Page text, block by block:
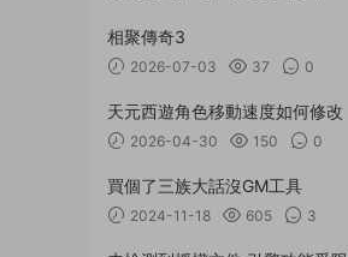
相聚傳奇3
2026-07-03 37 0
天元西遊角色移動速度如何修改
2026-04-30 150 0
買個了三族大話沒GM工具
2024-11-18 605 3